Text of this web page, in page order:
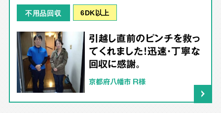
不用品回収 6DK以上
引越し直前のピンチを救っ
てくれました！迅速・丁寧な
回収に感謝。
京都府八幡市 R様